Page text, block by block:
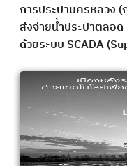
การประปานครหลวง
ส่งจ่ายน้ำประปาตลอ
ด้วยระบบ SCADA
วิเคราะห์ข้อมูลแบบ
ควบคุมการไหล และ
เพื่อให้ประชาชนได้รั